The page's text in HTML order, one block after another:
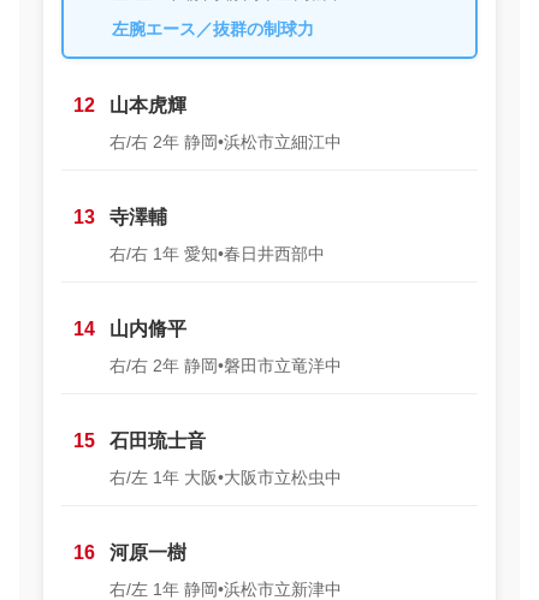
左腕エース／抜群の制球力
12 山本虎輝
右/右 2年 静岡•浜松市立細江中
13 寺澤輔
右/右 1年 愛知•春日井西部中
14 山内脩平
右/右 2年 静岡•磐田市立竜洋中
15 石田琉士音
右/左 1年 大阪•大阪市立松虫中
16 河原一樹
右/左 1年 静岡•浜松市立新津中